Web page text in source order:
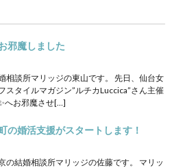
邪魔しました
相談所マリッジの東山です。 先日、仙台女
スタイルマガジン”ルチカLuccica”さん主催
へお邪魔させ[…]
の婚活支援がスタートします！
の結婚相談所マリッジの佐藤です。 マリッ